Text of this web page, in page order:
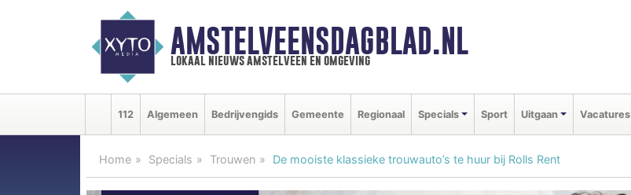
AMSTELVEENSDAGBLAD.NL
lokaal nieuws amstelveen en omgeving
112 Algemeen Bedrijvengids Gemeente Regionaal Specials Sport Uitgaan Vacatures
Home Specials Trouwen De mooiste klassieke trouwauto’s te huur bij Rolls Rent